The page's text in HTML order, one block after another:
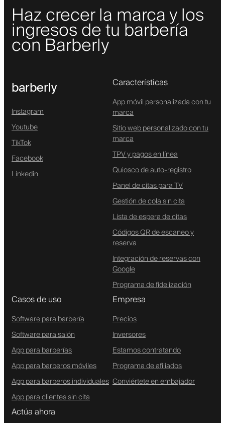
Haz crecer la marca y los
ingresos de tu barbería
con Barberly
barberly
Instagram
Youtube
TikTok
Facebook
Linkedin
Características
App móvil personalizada con tu
marca
Sitio web personalizado con tu
marca
TPV y pagos en línea
Quiosco de auto-registro
Panel de citas para TV
Gestión de cola sin cita
Lista de espera de citas
Códigos QR de escaneo y
reserva
Integración de reservas con
Google
Programa de fidelización
Casos de uso
Software para barbería
Software para salón
App para barberías
App para barberos móviles
App para barberos individuales
App para clientes sin cita
Empresa
Precios
Inversores
Estamos contratando
Programa de afiliados
Conviértete en embajador
Actúa ahora